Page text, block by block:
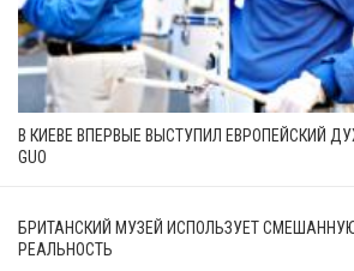
В КИЕВЕ ВПЕРВЫЕ ВЫСТУПИЛ ЕВРОПЕЙСКИЙ
GUO
БРИТАНСКИЙ МУЗЕЙ ИСПОЛЬЗУЕТ
РЕАЛЬНОСТЬ